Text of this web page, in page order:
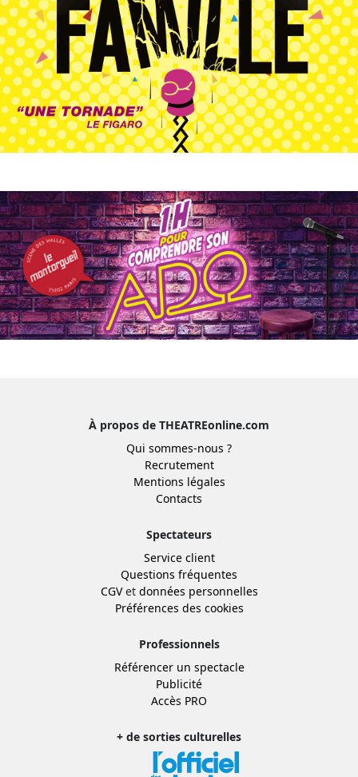
À propos de THEATREonline.com
Qui sommes-nous ?
Recrutement
Mentions légales
Contacts
Spectateurs
Service client
Questions fréquentes
CGVet données personnelles
Préférences des cookies
Professionnels
Référencer un spectacle
Publicité
Accès PRO
+ de sorties culturelles